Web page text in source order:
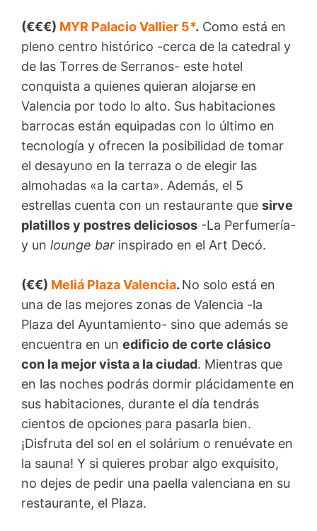
(€€€) MYR Palacio Vallier 5*. Como está en
pleno centro histórico -cerca de la catedral y
de las Torres de Serranos- este hotel
conquista a quienes quieran alojarse en
Valencia por todo lo alto. Sus habitaciones
barrocas están equipadas con lo último en
tecnología y ofrecen la posibilidad de tomar
el desayuno en la terraza o de elegir las
almohadas «a la carta». Además, el 5
estrellas cuenta con un restaurante que sirve
platillos y postres deliciosos -La Perfumería-
y un lounge bar inspirado en el Art Decó.
(€€) Meliá Plaza Valencia. No solo está en
una de las mejores zonas de Valencia -la
Plaza del Ayuntamiento- sino que además se
encuentra en un edificio de corte clásico
con la mejor vista a la ciudad. Mientras que
en las noches podrás dormir plácidamente en
sus habitaciones, durante el día tendrás
cientos de opciones para pasarla bien.
¡Disfruta del sol en el solárium o renuévate en
la sauna! Y si quieres probar algo exquisito,
no dejes de pedir una paella valenciana en su
restaurante, el Plaza.